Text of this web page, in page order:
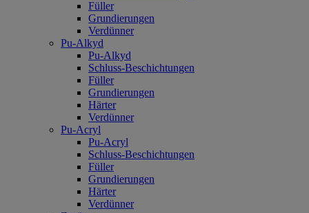
Füller
Grundierungen
Verdünner
Pu-Alkyd
Pu-Alkyd
Schluss-Beschichtungen
Füller
Grundierungen
Härter
Verdünner
Pu-Acryl
Pu-Acryl
Schluss-Beschichtungen
Füller
Grundierungen
Härter
Verdünner